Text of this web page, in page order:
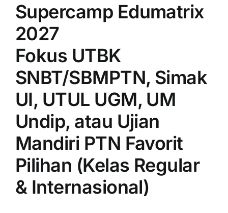
Supercamp Edumatrix
2027
Fokus UTBK
SNBT/SBMPTN, Simak
UI, UTUL UGM, UM
Undip, atau Ujian
Mandiri PTN Favorit
Pilihan (Kelas Regular
& Internasional)